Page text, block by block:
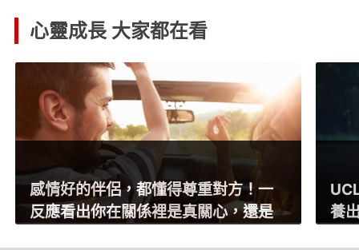
心靈成長 大家都在看
UCLA神經科學家：停止做這6件事，
養出強健大腦
放
人